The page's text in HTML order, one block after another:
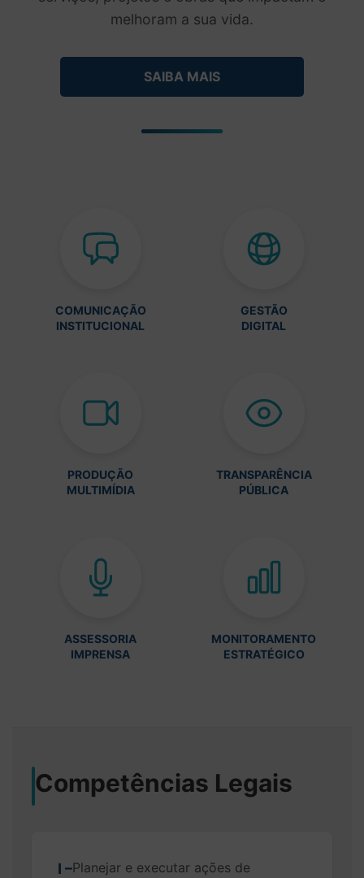
melhoram a sua vida.
SAIBA MAIS
COMUNICAÇÃO
INSTITUCIONAL
GESTÃO
DIGITAL
PRODUÇÃO
MULTIMÍDIA
TRANSPARÊNCIA
PÚBLICA
ASSESSORIA
IMPRENSA
MONITORAMENTO
ESTRATÉGICO
Competências Legais
I –Planejar e executar ações de